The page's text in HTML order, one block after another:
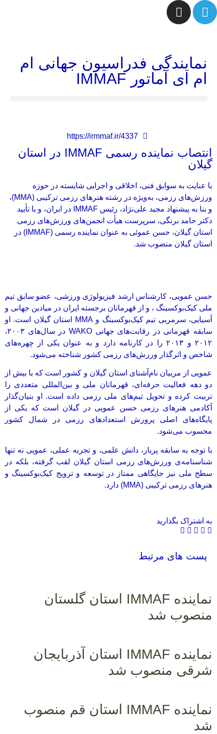
نمایندگی فدراسیون جهانی ام
ام ای آماتور IMMAF
https://irmmaf.ir/4337
انتصاب نماینده رسمی IMMAF در استان
گیلان
با عنایت به سوابق فنی، اخلاقی و اجرایی شایسته در حوزه
ورزش‌های رزمی، به‌ویژه در رشته هنرهای رزمی ترکیبی (MMA)،
و بنا به پیشنهاد مجید علی‌نژاد، رئیس IMMAF در ایران، و با تأیید
دکتر حامد برنگی، سرپرست هیأت انجمن‌های ورزش‌های رزمی
استان گیلان، حسن عموئی به عنوان نماینده رسمی (IMMAF) در
استان گیلان منصوب شد.
حسن عمویی، کارشناس ارشد فیزیولوژی ورزشی، عضو سابق تیم
ملی کیک‌بوکسینگ ، و از قهرمانان برجسته ایران در میادین جهانی و
آسیایی، سرمربی تیم کیک‌بوکسینگ و MMA استان گیلان است. او
سابقه قهرمانی در رقابت‌های جهانی WAKO در سال‌های ۲۰۰۳،
۲۰۱۲ و ۲۰۱۳ را در کارنامه دارد و به عنوان یکی از چهره‌های
شاخص و اثرگذار ورزش‌های رزمی کشور شناخته می‌شود.
عمویی از مربیان نام‌آشنای استان گیلان و کشور است که با بیش از
دو دهه فعالیت حرفه‌ای، قهرمانان ملی و بین‌المللی متعددی را
تربیت کرده و تحویل تیم‌های ملی رزمی داده است. او بنیان‌گذار
آکادمی هنرهای رزمی حسن عمویی در گیلان است که یکی از
پایگاه‌های اصلی پرورش استعدادهای رزمی در شمال کشور
محسوب می‌شود.
با توجه به سابقه پربار، دانش علمی، و تجربه عملی، عمویی نه تنها
شناسنامه‌ی ورزش‌های رزمی استان گیلان لقب گرفته، بلکه در
سطح ملی نیز جایگاهی ممتاز در توسعه و ترویج کیک‌بوکسینگ و
هنرهای رزمی ترکیبی (MMA) دارد.
به اشتراک بگذارید
پست های مرتبط
نماینده IMMAF استان گلستان
منصوب شد
نماینده IMMAF استان آذربایجان
شرقی منصوب شد
نماینده IMMAF استان قم منصوب
شد